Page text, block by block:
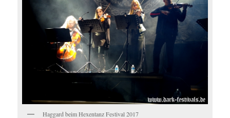
Haggard beim Hexentanz Festival 2017